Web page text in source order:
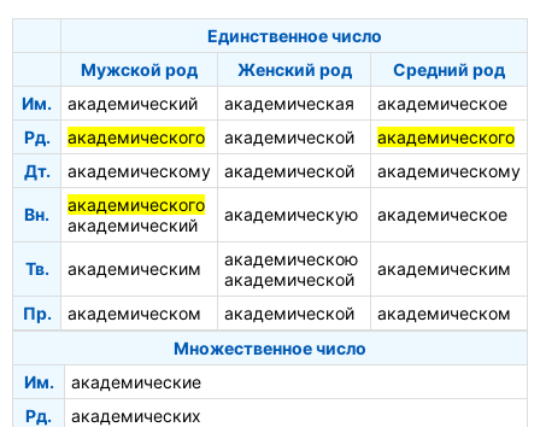
Единственное число
Мужской род
Женский род
Средний род
Им.
академический академическая
академическое
Рд.
академического академической
академического
Дт.
академическому академической академическому
Вн.
академического
академический
академическую академическое
Тв. академическим
академическою
академической
академическим
Пр. академическом академической
академическом
Множественное число
Им.
академические
Рд.
академических